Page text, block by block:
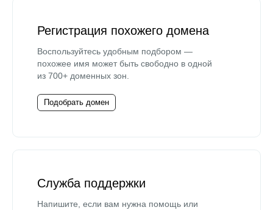
Регистрация похожего домена
Воспользуйтесь удобным подбором —
похожее имя может быть свободно в одной
из 700+ доменных зон.
Подобрать домен
Служба поддержки
Напишите, если вам нужна помощь или